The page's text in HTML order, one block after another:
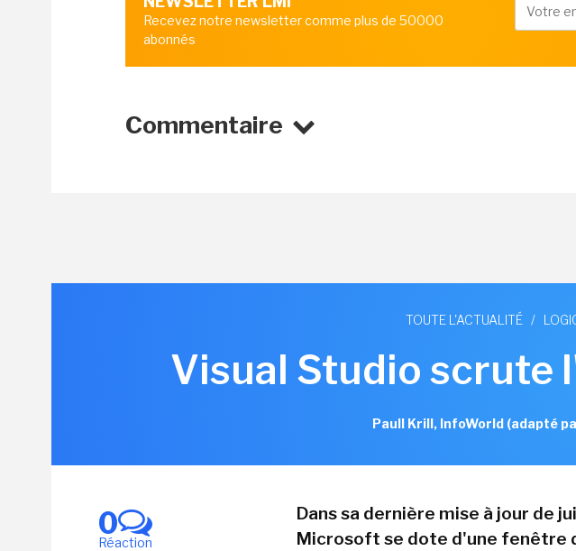
Recevez notre newsletter comme plus de 50000
abonnés
Commentaire
TOUTE L'ACTUALITÉ /
Visual Studio scrute
Paull Krill, InfoWorld (adapté
0
Réaction
Dans sa dernière mise à jour de
Microsoft se dote d'une fenêtre